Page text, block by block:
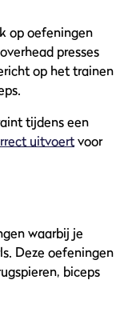
op oefeningen
presses
op het trainen
tijdens een
uitvoertvoor
waarbij je
Deze oefeningen
biceps